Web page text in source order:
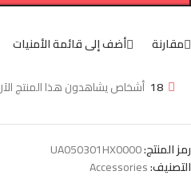
مقارنة أضف إلى قائمة الأمنيات
18 أشخاص يشاهدون هذا المنتج
رمز المنتج:UA050301HX0000
التصنيف:Accessories